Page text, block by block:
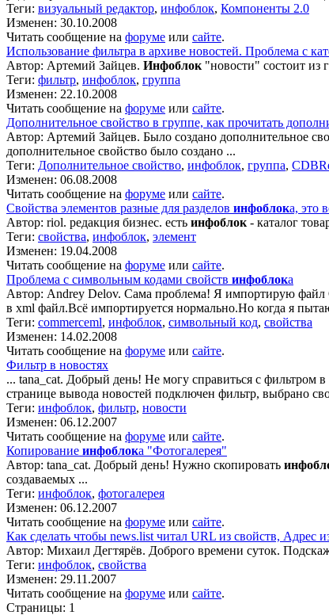
Теги: визуальный редактор, инфоблок, Компоненты 2.0
Изменен: 30.10.2008
Читать сообщение на форуме или сайте.
Использование фильтра в архиве новостей. Проблема с
Автор: Артемий Зайцев. Инфоблок "новости" состоит из
Теги: фильтр, инфоблок, группа
Изменен: 22.10.2008
Читать сообщение на форуме или сайте.
Дополнительное свойство в группе, как прочитать
Автор: Артемий Зайцев. Было создано дополнительное
дополнительное свойство было создано ...
Теги: Дополнительное свойство, инфоблок, группа,
Изменен: 06.08.2008
Читать сообщение на форуме или сайте.
Свойства элементов разные для разделов инфоблока, это
Автор: riol. редакция бизнес. есть инфоблок - каталог
Теги: свойства, инфоблок, элемент
Изменен: 19.04.2008
Читать сообщение на форуме или сайте.
Проблема с символьным кодами свойств инфоблока
Автор: Andrey Delov. Сама проблема! Я импортирую файл
в xml файл.Всё импортируется нормально.Но когда я
Теги: commerceml, инфоблок, символьный код, свойства
Изменен: 14.02.2008
Читать сообщение на форуме или сайте.
Фильтр в новостях
... tana_cat. Добрый день! Не могу справиться с фильтром
странице вывода новостей подключен фильтр, выбрано
Теги: инфоблок, фильтр, новости
Изменен: 06.12.2007
Читать сообщение на форуме или сайте.
Копирование инфоблока "Фотогалерея"
Автор: tana_cat. Добрый день! Нужно скопировать
создаваемых ...
Теги: инфоблок, фотогалерея
Изменен: 06.12.2007
Читать сообщение на форуме или сайте.
Как сделать чтобы news.list читал URL из свойств, Адрес
Автор: Михаил Дегтярёв. Доброго времени суток.
Теги: инфоблок, свойства
Изменен: 29.11.2007
Читать сообщение на форуме или сайте.
Страницы: 1